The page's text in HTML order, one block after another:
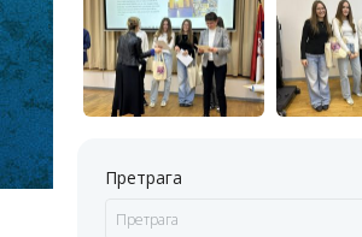
Претрага